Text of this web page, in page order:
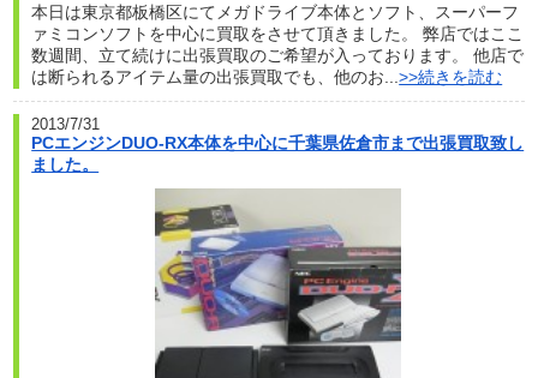
本日は東京都板橋区にてメガドライブ本体とソフト、スーパーフ
ァミコンソフトを中心に買取をさせて頂きました。 弊店ではここ
数週間、立て続けに出張買取のご希望が入っております。 他店で
は断られるアイテム量の出張買取でも、他のお...>>続きを読む
2013/7/31
PCエンジンDUO-RX本体を中心に千葉県佐倉市まで出張買取致し
ました。